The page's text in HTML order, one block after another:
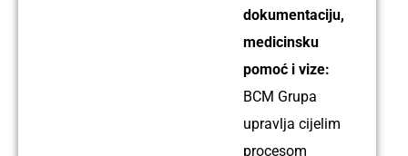
postupkom
Iskustvo:
11
godina
dokumentaciju,
medicinsku
pomoć i vize:
BCM Grupa
upravlja cijelim
procesom